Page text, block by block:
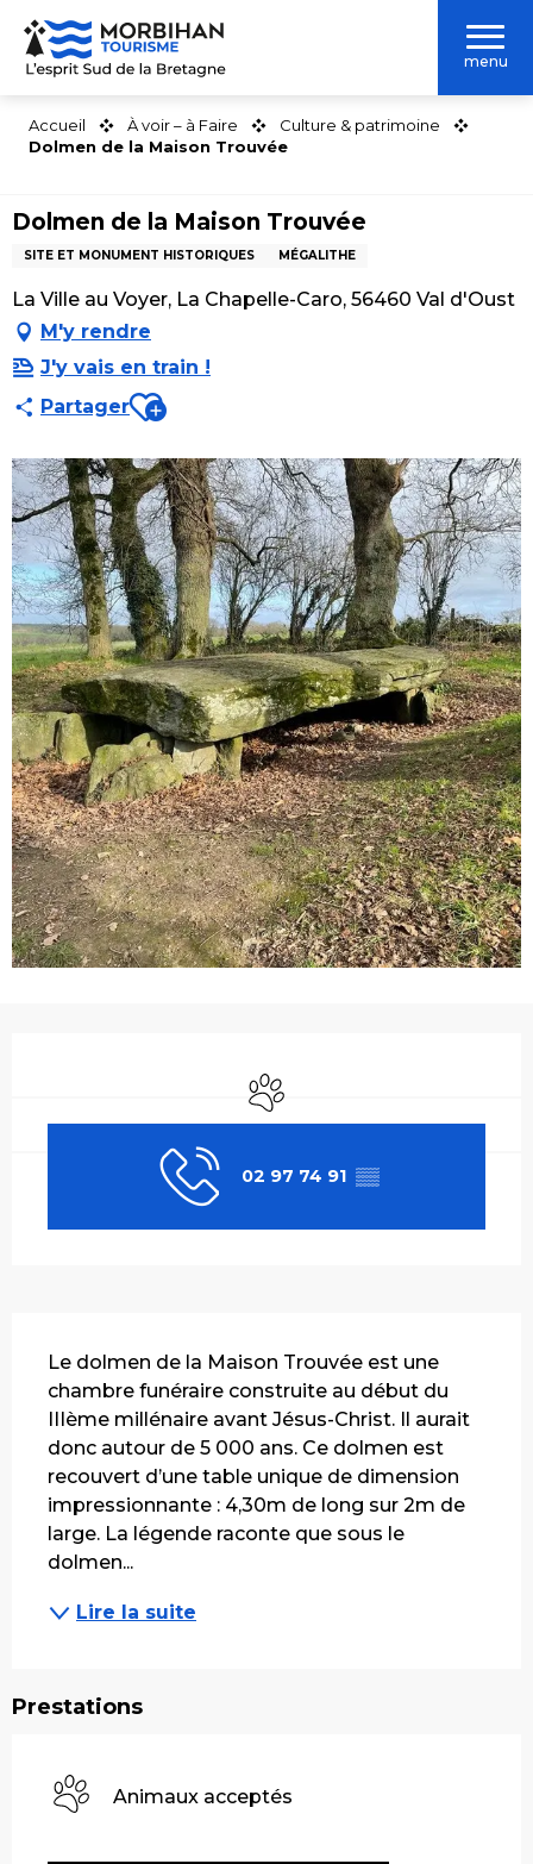
Aller
contenu
menu
Accueil À voir – à Faire
Culture & patrimoine
Dolmen de la Maison Trouvée
Dolmen de la Maison Trouvée
SITE ET MONUMENT HISTORIQUES MÉGALITHE
La Ville au Voyer, La Chapelle-Caro, 56460 Val d'Oust
M'y rendre
J'y vais en train !
PartagerAjouter aux favoris
Animaux acceptés
02 97 74 91 ▒▒
Le dolmen de la Maison Trouvée est une
chambre funéraire construite au début du
IIIème millénaire avant Jésus-Christ. Il aurait
donc autour de 5 000 ans. Ce dolmen est
recouvert d’une table unique de dimension
impressionnante : 4,30m de long sur 2m de
large. La légende raconte que sous le
dolmen...
Lire la suite
Prestations
Animaux acceptés